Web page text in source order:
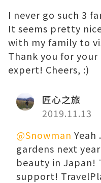
I never go such 3
It seems pretty
with my family to
Thank you for
expert! Cheers, :)
匠心之旅
2019.11.13
@Snowman Yeah
gardens next
beauty in Japan!
support!